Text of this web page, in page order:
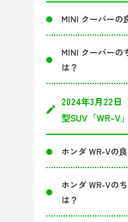
MINI クーパーの
MINI クーパーの
は？
2024年3月22
型SUV「WR-V
ホンダ WR-Vの
ホンダ WR-Vの
は？